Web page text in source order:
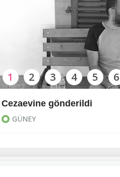
Cezaevine gönderildi
GÜNEY
1 2 3 4 5 6